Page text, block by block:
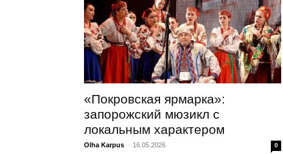
«Покровская ярмарка»:
запорожский мюзикл с
локальным характером
Olha Karpus - 16.05.2026 0